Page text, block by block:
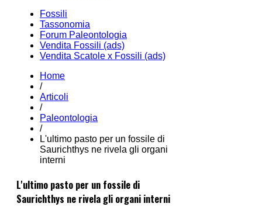
Fossili
Tassonomia
Forum Paleontologia
Vendita Fossili (ads)
Vendita Scatole x Fossili (ads)
Home
/
Articoli
/
Paleontologia
/
L'ultimo pasto per un fossile di
Saurichthys ne rivela gli organi
interni
L'ultimo pasto per un fossile di
Saurichthys ne rivela gli organi interni